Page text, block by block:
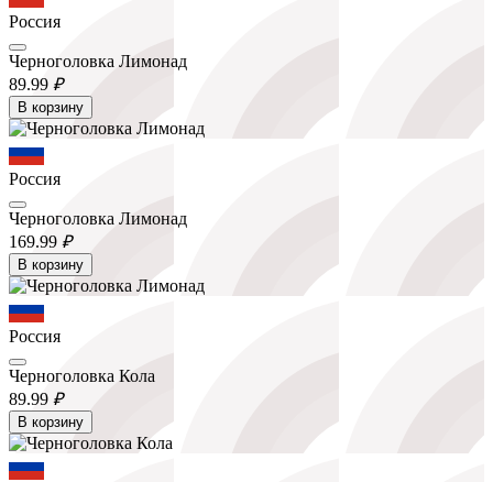
Россия
Черноголовка Лимонад
89.99 ₽
В корзину
Россия
Черноголовка Лимонад
169.99 ₽
В корзину
Россия
Черноголовка Кола
89.99 ₽
В корзину